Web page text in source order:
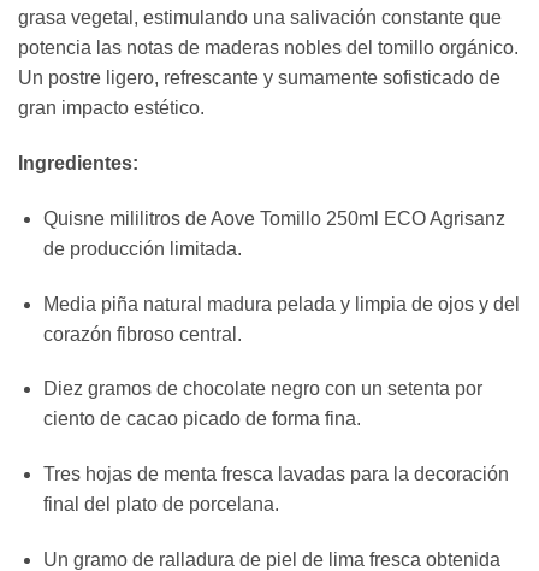
grasa vegetal, estimulando una salivación constante que
potencia las notas de maderas nobles del tomillo orgánico.
Un postre ligero, refrescante y sumamente sofisticado de
gran impacto estético.
Ingredientes:
Quisne mililitros de Aove Tomillo 250ml ECO Agrisanz
de producción limitada.
Media piña natural madura pelada y limpia de ojos y del
corazón fibroso central.
Diez gramos de chocolate negro con un setenta por
ciento de cacao picado de forma fina.
Tres hojas de menta fresca lavadas para la decoración
final del plato de porcelana.
Un gramo de ralladura de piel de lima fresca obtenida